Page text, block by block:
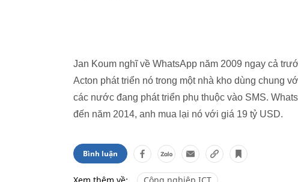
Jan Koum nghĩ về WhatsApp năm 2009 ngay cả
Acton phát triển nó trong một nhà kho dùng chung
các nước đang phát triển phụ thuộc vào SMS.
đến năm 2014, anh mua lại nó với giá 19 tỷ USD.
Bình luận